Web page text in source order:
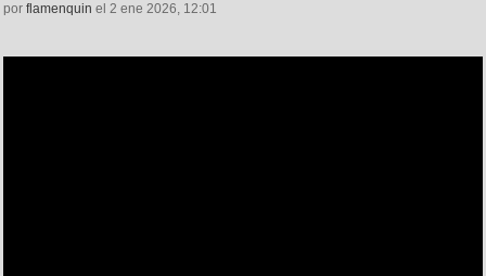
por flamenquin el 2 ene 2026, 12:01